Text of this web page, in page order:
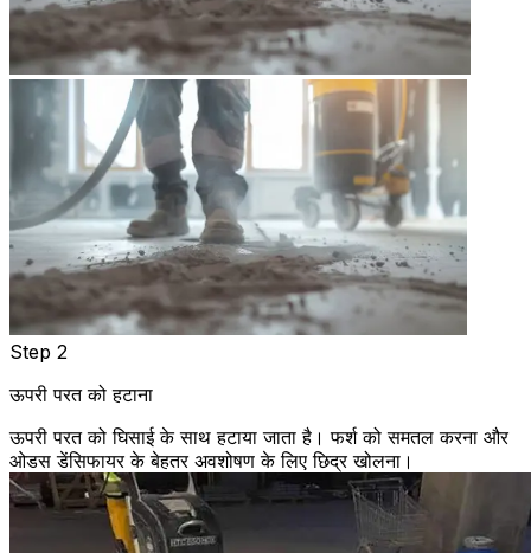
Step 2
ऊपरी परत को हटाना
ऊपरी परत को घिसाई के साथ हटाया जाता है। फर्श को समतल करना और
ओडस डेंसिफायर के बेहतर अवशोषण के लिए छिद्र खोलना।